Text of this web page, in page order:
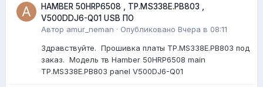
HAMBER 50HRP6508 , TP.MS338E.PB803 ,
V500DDJ6-Q01 USB ПО
Автор amur_neman · Опубликовано Вчера в 08:11
Здравствуйте. Прошивка платы TP.MS338E.PB803 под
заказ. Модель тв Hamber 50HRP6508 main
TP.MS338E.PB803 panel V500DJ6-Q01